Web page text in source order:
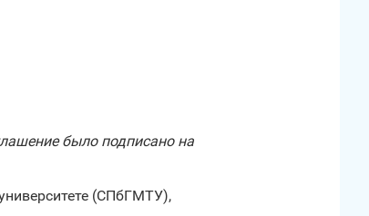
было подписано на
(СПбГМТУ),